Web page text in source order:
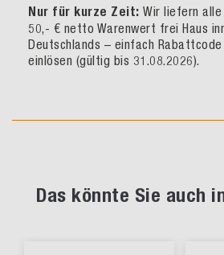
Nur für kurze Zeit: Wir liefern
50,- € netto Warenwert frei Haus
Deutschlands – einfach
einlösen (gültig bis 31.08.2026).
Das könnte Sie auch